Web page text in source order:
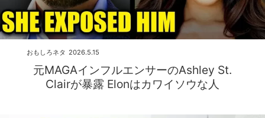
おもしろネタ 2026.5.15
元MAGAインフルエンサーのAshley St.
Clairが暴露 Elonはカワイソウな人